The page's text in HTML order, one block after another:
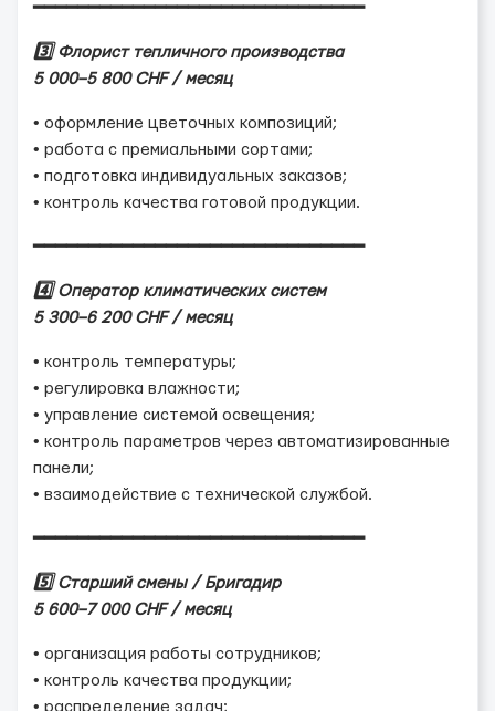
━━━━━━━━━━━━━━━━━━━━━━━━━━━━━━
3️⃣ Флорист тепличного производства
5 000–5 800 CHF / месяц
• оформление цветочных композиций;
• работа с премиальными сортами;
• подготовка индивидуальных заказов;
• контроль качества готовой продукции.
━━━━━━━━━━━━━━━━━━━━━━━━━━━━━━
4️⃣ Оператор климатических систем
5 300–6 200 CHF / месяц
• контроль температуры;
• регулировка влажности;
• управление системой освещения;
• контроль параметров через автоматизированные
панели;
• взаимодействие с технической службой.
━━━━━━━━━━━━━━━━━━━━━━━━━━━━━━
5️⃣ Старший смены / Бригадир
5 600–7 000 CHF / месяц
• организация работы сотрудников;
• контроль качества продукции;
• распределение задач;